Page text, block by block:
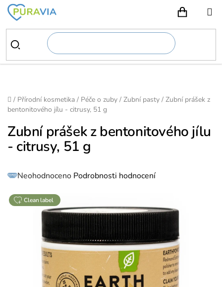
Přejít
obsah
Domů
/ Přírodní kosmetika / Péče o zuby / Zubní pasty / Zubní prášek z
bentonitového jílu - citrusy, 51 g
Zubní prášek z bentonitového jílu
- citrusy, 51 g
Průměrné
hodnocení
0,0
z
5
hvězdiček.
Neohodnoceno Podrobnosti hodnocení
clean label